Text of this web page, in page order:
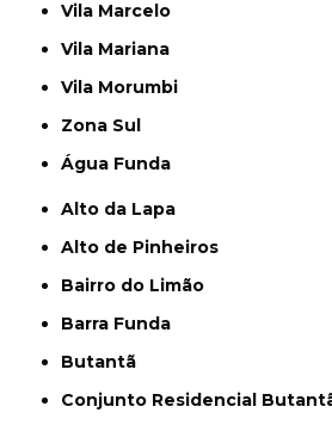
Vila Marcelo
Vila Mariana
Vila Morumbi
Zona Sul
Água Funda
Alto da Lapa
Alto de Pinheiros
Bairro do Limão
Barra Funda
Butantã
Conjunto Residencial